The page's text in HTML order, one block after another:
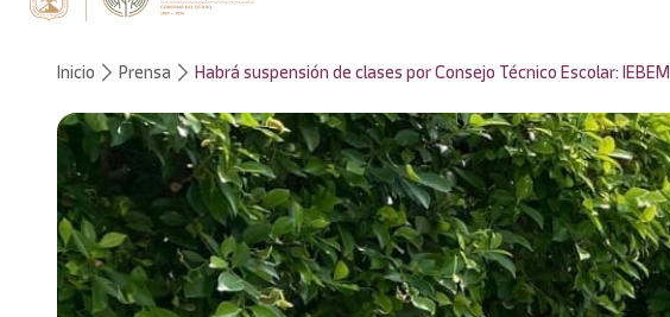
Inicio Prensa Habrá suspensión de clases por Consejo Técnico Escolar: IEBEM